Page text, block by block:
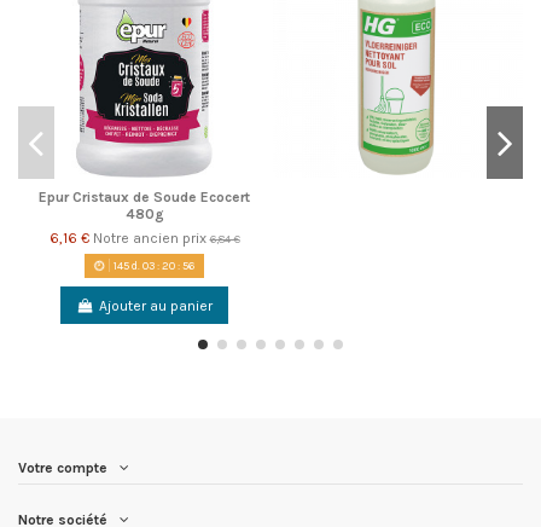
Epur Cristaux de Soude Ecocert
480g
6,16 € Notre ancien prix6,84 €
145d. 03:20:55
Ajouter au panier
Votre compte
Notre société